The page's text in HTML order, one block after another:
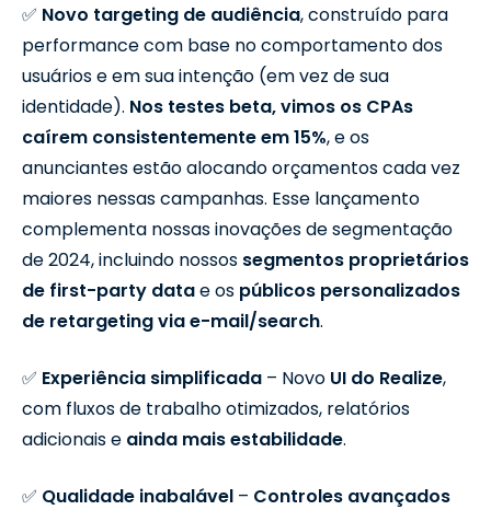
✅ Novo targeting de audiência, construído para
performance com base no comportamento dos
usuários e em sua intenção (em vez de sua
identidade). Nos testes beta, vimos os CPAs
caírem consistentemente em 15%, e os
anunciantes estão alocando orçamentos cada vez
maiores nessas campanhas. Esse lançamento
complementa nossas inovações de segmentação
de 2024, incluindo nossos segmentos proprietários
de first-party datae os públicos personalizados
de retargeting via e-mail/search.
✅ Experiência simplificada – Novo UI do Realize,
com fluxos de trabalho otimizados, relatórios
adicionais e ainda mais estabilidade.
✅ Qualidade inabalável – Controles avançados